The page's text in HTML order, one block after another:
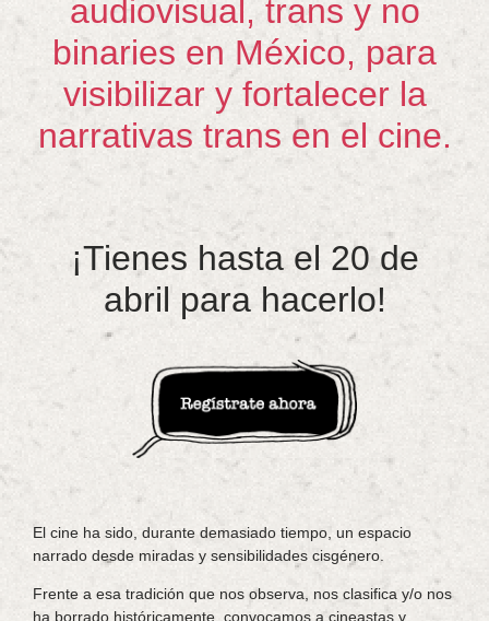
audiovisual, trans y no
binaries en México, para
visibilizar y fortalecer la
narrativas trans en el cine.
¡Tienes hasta el 20 de
abril para hacerlo!
El cine ha sido, durante demasiado tiempo, un espacio
narrado desde miradas y sensibilidades cisgénero.
Frente a esa tradición que nos observa, nos clasifica y/o nos
ha borrado históricamente, convocamos a cineastas y